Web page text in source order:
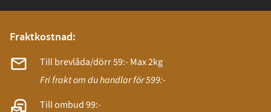
Fraktkostnad:
Till brevlåda/dörr 59:- Max 2kg
Fri frakt om du handlar för 599:-
Till ombud 99:-